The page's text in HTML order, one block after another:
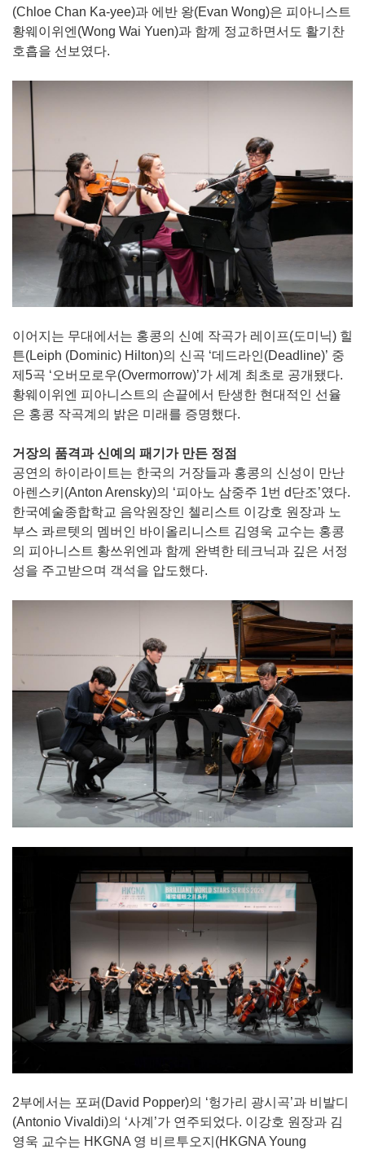
(Chloe Chan Ka-yee)과 에반 왕(Evan Wong)은 피아니스트
황웨이위엔(Wong Wai Yuen)과 함께 정교하면서도 활기찬
호흡을 선보였다.
이어지는 무대에서는 홍콩의 신예 작곡가 레이프(도미닉) 힐
튼(Leiph (Dominic) Hilton)의 신곡 ‘데드라인(Deadline)’ 중
제5곡 ‘오버모로우(Overmorrow)’가 세계 최초로 공개됐다.
황웨이위엔 피아니스트의 손끝에서 탄생한 현대적인 선율
은 홍콩 작곡계의 밝은 미래를 증명했다.
거장의 품격과 신예의 패기가 만든 정점
공연의 하이라이트는 한국의 거장들과 홍콩의 신성이 만난
아렌스키(Anton Arensky)의 ‘피아노 삼중주 1번 d단조’였다.
한국예술종합학교 음악원장인 첼리스트 이강호 원장과 노
부스 콰르텟의 멤버인 바이올리니스트 김영욱 교수는 홍콩
의 피아니스트 황쓰위엔과 함께 완벽한 테크닉과 깊은 서정
성을 주고받으며 객석을 압도했다.
2부에서는 포퍼(David Popper)의 ‘헝가리 광시곡’과 비발디
(Antonio Vivaldi)의 ‘사계’가 연주되었다. 이강호 원장과 김
영욱 교수는 HKGNA 영 비르투오지(HKGNA Young